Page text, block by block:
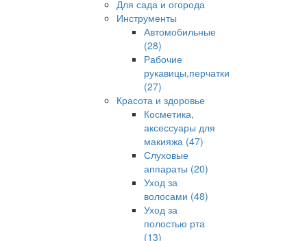
Для сада и огорода
Инструменты
Автомобильные
(28)
Рабочие
рукавицы,перчатки
(27)
Красота и здоровье
Косметика,
аксессуары для
макияжа (47)
Слуховые
аппараты (20)
Уход за
волосами (48)
Уход за
полостью рта
(13)